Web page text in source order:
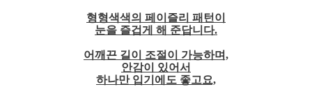
형형색색의 페이즐리 패턴이
눈을 즐겁게 해 준답니다.
어깨끈 길이 조절이 가능하며,
안감이 있어서
하나만 입기에도 좋고요,